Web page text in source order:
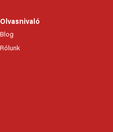
Olvasnivaló
Blog
Rólunk